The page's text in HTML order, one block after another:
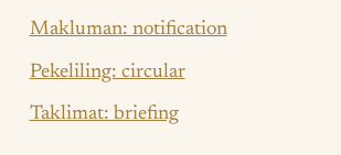
Makluman: notification
Pekeliling: circular
Taklimat: briefing